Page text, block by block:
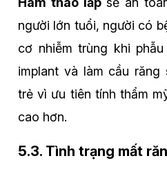
người lớn tuổi, người có
cơ nhiễm trùng khi
implant và làm cầu
trẻ vì ưu tiên tính thẩm
cao hơn.
5.3. Tình trạng mất